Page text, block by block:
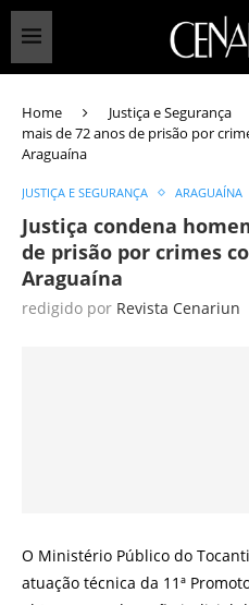
Home Justiça e Segurança
mais de 72 anos de prisão por
Araguaína
JUSTIÇA E SEGURANÇA ARAGUAÍNA
Justiça condena
de prisão por crimes
Araguaína
redigido por Revista Cenariun
O Ministério Público do
atuação técnica da 11ª